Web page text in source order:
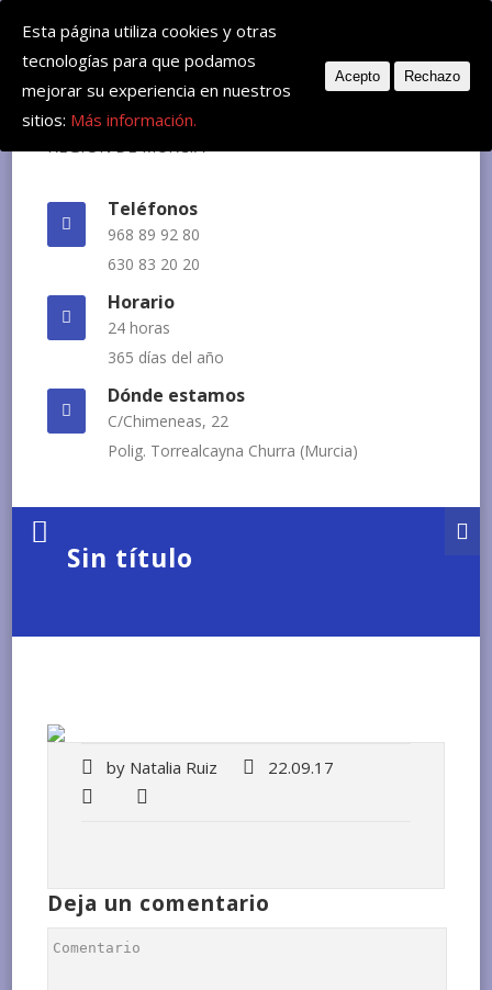
Deje su mensaje: huvemur@veterinariourgente.com
Teléfonos
968 89 92 80
630 83 20 20
Horario
24 horas
365 días del año
Dónde estamos
C/Chimeneas, 22
Polig. Torrealcayna Churra (Murcia)
Sin título
by Natalia Ruiz 22.09.17
Deja un comentario
Esta página utiliza cookies y otras
tecnologías para que podamos
mejorar su experiencia en nuestros
sitios: Más información.
Acepto Rechazo